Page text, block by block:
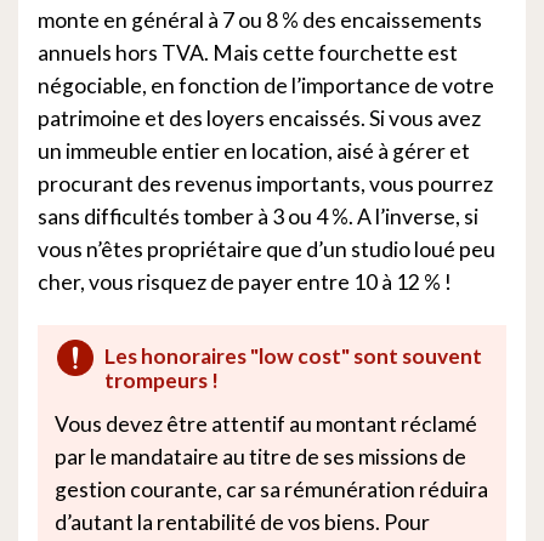
monte en général à 7 ou 8 % des encaissements
annuels hors TVA. Mais cette fourchette est
négociable, en fonction de l’importance de votre
patrimoine et des loyers encaissés. Si vous avez
un immeuble entier en location, aisé à gérer et
procurant des revenus importants, vous pourrez
sans difficultés tomber à 3 ou 4 %. A l’inverse, si
vous n’êtes propriétaire que d’un studio loué peu
cher, vous risquez de payer entre 10 à 12 % !
Les honoraires "low cost" sont souvent
trompeurs !
Vous devez être attentif au montant réclamé
par le mandataire au titre de ses missions de
gestion courante, car sa rémunération réduira
d’autant la rentabilité de vos biens. Pour